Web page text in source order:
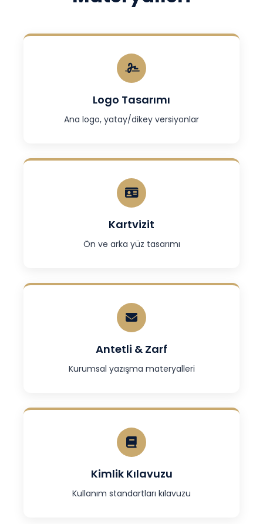
Logo Tasarımı
Ana logo, yatay/dikey versiyonlar
Kartvizit
Ön ve arka yüz tasarımı
Antetli & Zarf
Kurumsal yazışma materyalleri
Kimlik Kılavuzu
Kullanım standartları kılavuzu